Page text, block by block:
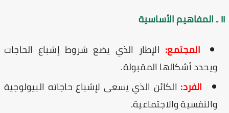
المجتمع:الإطار الذي يضع شروط إشباع الحاجات
ويحدد أشكالها المقبولة.
الفرد:الكائن الذي يسعى لإشباع حاجاته البيولوجية
والنفسية والاجتماعية.